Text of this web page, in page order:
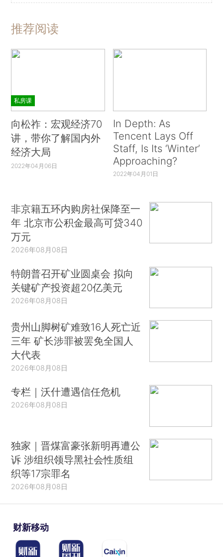
推荐阅读
私房课
向松祚：宏观经济70
讲，带你了解国内外
经济大局
2022年04月06日
In Depth: As
Tencent Lays Off
Staff, Is Its ‘Winter’
Approaching?
2022年04月01日
非京籍五环内购房社保降至一
年 北京市公积金最高可贷340
万元
2026年08月08日
特朗普召开矿业圆桌会 拟向
关键矿产投资超20亿美元
2026年08月08日
贵州山脚树矿难致16人死亡近
三年 矿长涉罪被罢免全国人
大代表
2026年08月08日
专栏｜沃什遭遇信任危机
2026年08月08日
独家｜晋煤富豪张新明再遭公
诉 涉组织领导黑社会性质组
织等17宗罪名
2026年08月08日
财新移动